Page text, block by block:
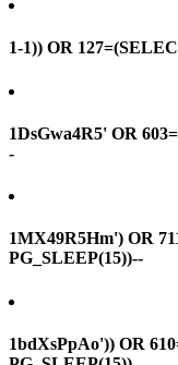
1-1)) OR
1DsGwa4R5' OR
-
1MX49R5Hm') OR
PG_SLEEP(15))--
1bdXsPpAo')) OR